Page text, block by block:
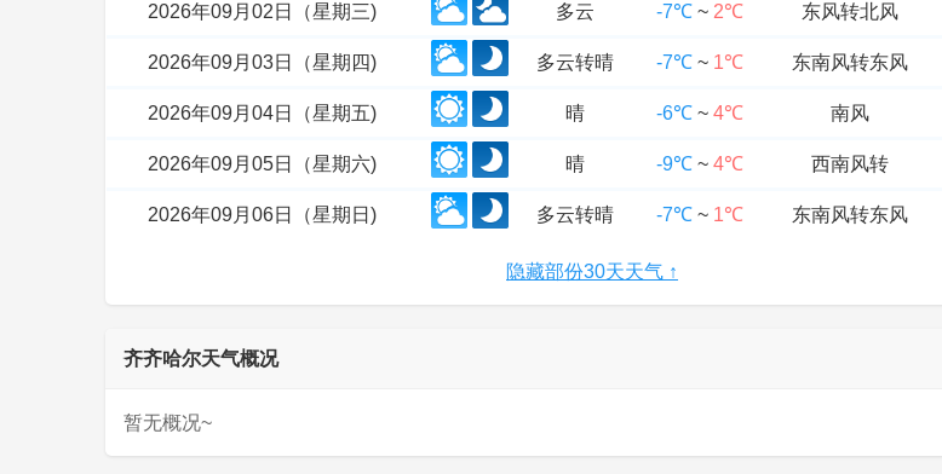
2026年09月02日（星期三) 多云 -7℃~ 2℃ 东风转北风
2026年09月03日（星期四) 多云转晴 -7℃~ 1℃ 东南风转东风
2026年09月04日（星期五) 晴 -6℃~ 4℃ 南风
2026年09月05日（星期六) 晴 -9℃~ 4℃ 西南风转
2026年09月06日（星期日) 多云转晴 -7℃~ 1℃ 东南风转东风
隐藏部份30天天气 ↑
齐齐哈尔天气概况
暂无概况~